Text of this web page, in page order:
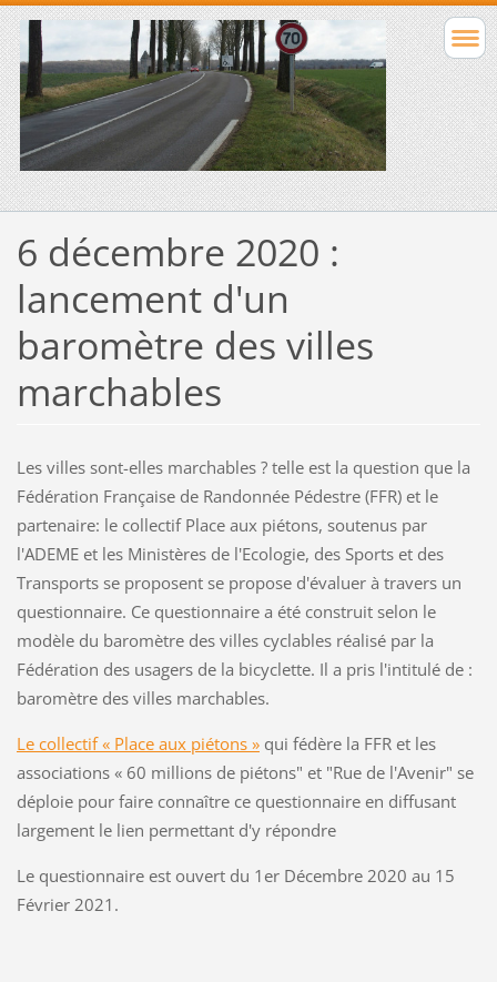
6 décembre 2020 :
lancement d'un
baromètre des villes
marchables
Les villes sont-elles marchables ? telle est la question que la
Fédération Française de Randonnée Pédestre (FFR) et le
partenaire: le collectif Place aux piétons, soutenus par
l'ADEME et les Ministères de l'Ecologie, des Sports et des
Transports se proposent se propose d'évaluer à travers un
questionnaire. Ce questionnaire a été construit selon le
modèle du baromètre des villes cyclables réalisé par la
Fédération des usagers de la bicyclette. Il a pris l'intitulé de :
baromètre des villes marchables.
Le collectif « Place aux piétons »qui fédère la FFR et les
associations « 60 millions de piétons" et "Rue de l'Avenir" se
déploie pour faire connaître ce questionnaire en diffusant
largement le lien permettant d'y répondre
Le questionnaire est ouvert du 1er Décembre 2020 au 15
Février 2021.